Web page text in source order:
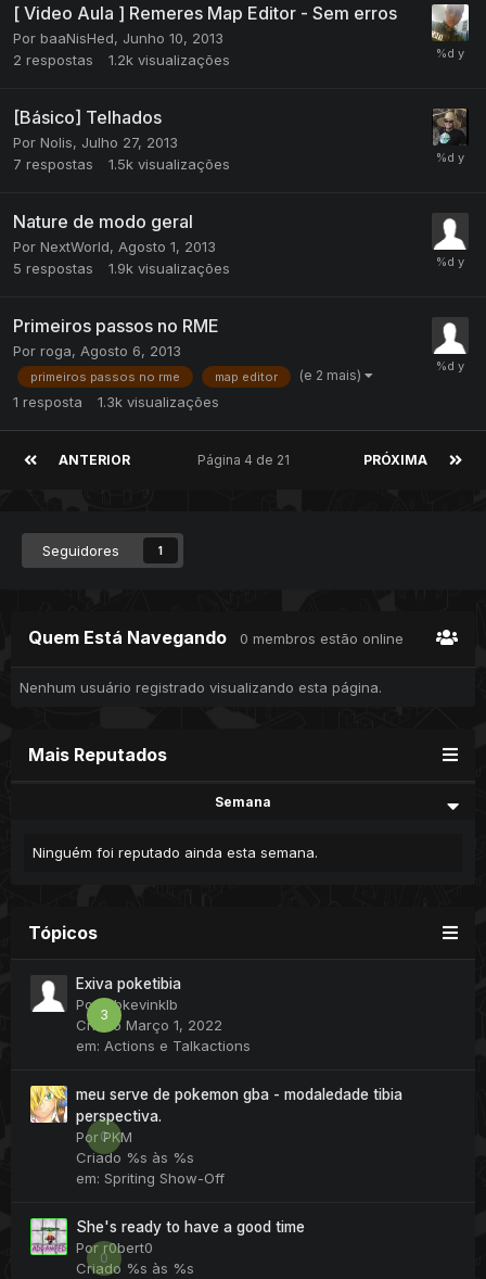
[ Video Aula ] Remeres Map Editor - Sem erros
Por baaNisHed, Junho 10, 2013
2 respostas 1.2k visualizações
[Básico] Telhados
Por Nolis, Julho 27, 2013
7 respostas 1.5k visualizações
Nature de modo geral
Por NextWorld, Agosto 1, 2013
5 respostas 1.9k visualizações
Primeiros passos no RME
Por roga, Agosto 6, 2013
primeiros passos no rme map editor (e 2 mais)
1 resposta 1.3k visualizações
ANTERIOR PRÓXIMA
Página 4 de 21
Seguidores 1
Quem Está Navegando 0 membros estão online
Nenhum usuário registrado visualizando esta página.
Mais Reputados
Semana
Ninguém foi reputado ainda esta semana.
Tópicos
3
Exiva poketibia
Por klbkevinklb
Criado Março 1, 2022
em: Actions e Talkactions
0
meu serve de pokemon gba - modaledade tibia
perspectiva.
PorPKM
Criado %s às %s
em: Spriting Show-Off
0
She's ready to have a good time
Por r0bert0
Criado %s às %s